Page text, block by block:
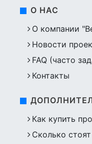
О НАС
О компании
Новости
FAQ (часто
Контакты
Как купить
Сколько